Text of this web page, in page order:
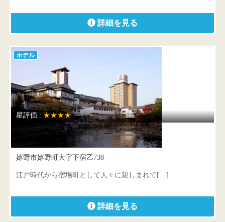
詳細を見る
ホテル
星評価 :★★★★
和多屋別荘
嬉野市嬉野町大字下宿乙738
江戸時代から宿場町として人々に親しまれて[…]
詳細を見る